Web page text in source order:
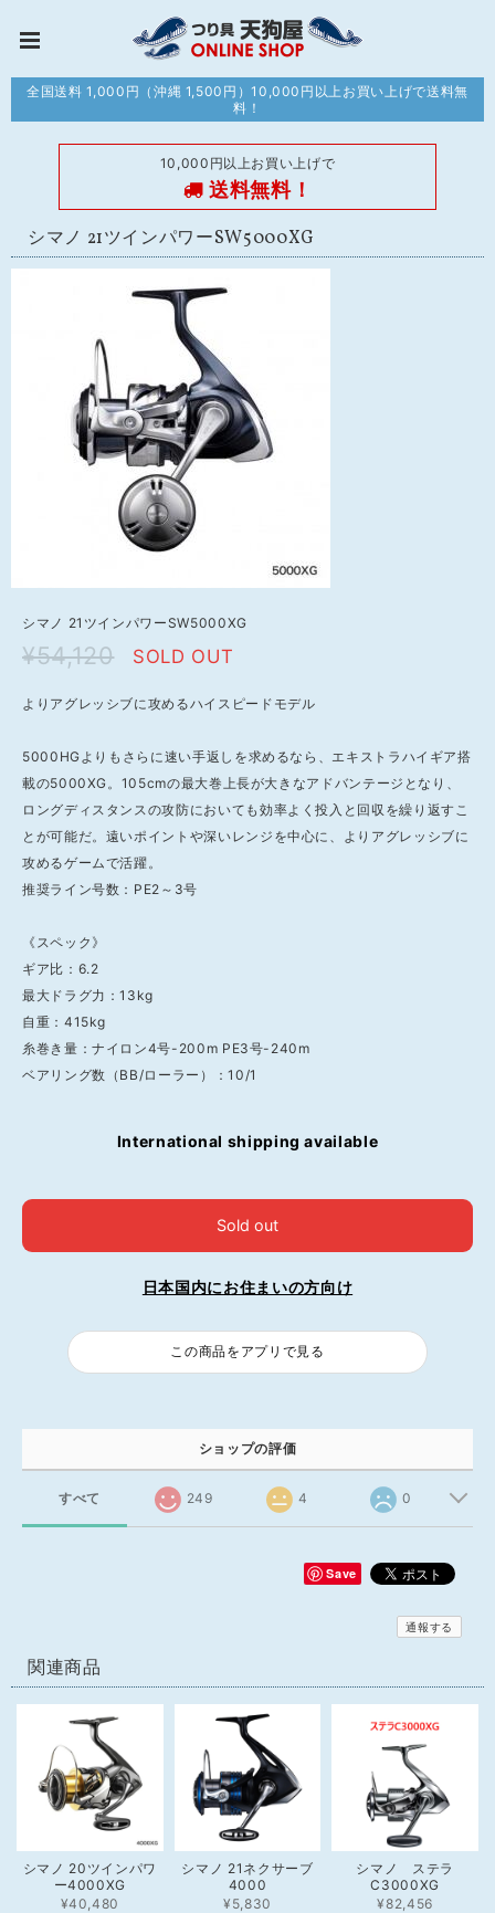
全国送料 1,000円（沖縄 1,500円）10,000円以上お買い上げで送料無
料！
10,000円以上お買い上げで
送料無料！
シマノ 21ツインパワーSW5000XG
シマノ 21ツインパワーSW5000XG
¥54,120 SOLD OUT
よりアグレッシブに攻めるハイスピードモデル
5000HGよりもさらに速い手返しを求めるなら、エキストラハイギア搭
載の5000XG。105cmの最大巻上長が大きなアドバンテージとなり、
ロングディスタンスの攻防においても効率よく投入と回収を繰り返すこ
とが可能だ。遠いポイントや深いレンジを中心に、よりアグレッシブに
攻めるゲームで活躍。
推奨ライン号数：PE2～3号
《スペック》
ギア比：6.2
最大ドラグ力：13kg
自重：415kg
糸巻き量：ナイロン4号-200m PE3号-240m
ベアリング数（BB/ローラー）：10/1
International shipping available
Sold out
日本国内にお住まいの方向け
この商品をアプリで見る
ショップの評価
すべて 249 4 0
Save
通報する
関連商品
シマノ 20ツインパワ
ー4000XG
¥40,480
シマノ 21ネクサーブ
4000
¥5,830
シマノ ステラ
C3000XG
¥82,456